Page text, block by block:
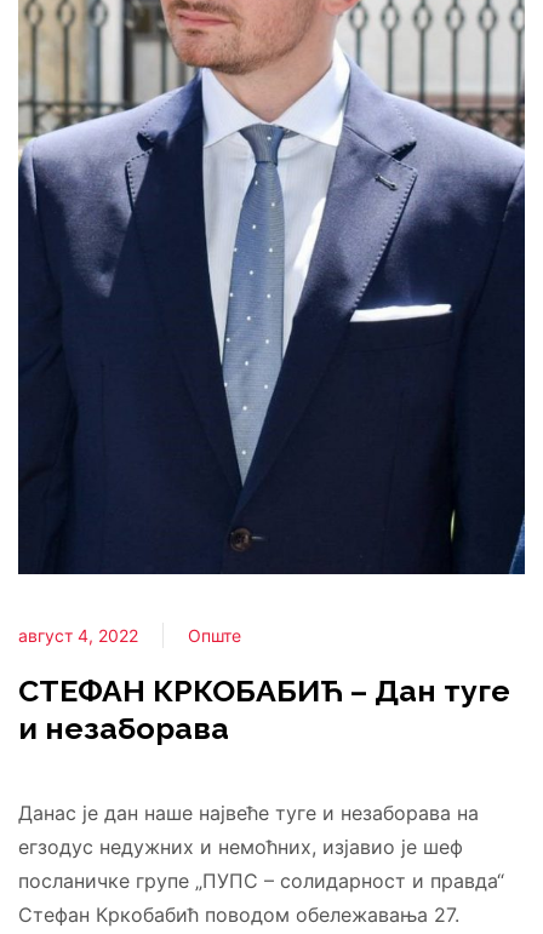
август 4, 2022 Опште
СТЕФАН КРКОБАБИЋ – Дан туге
и незаборава
Данас је дан наше највеће туге и незаборава на
егзодус недужних и немоћних, изјавио је шеф
посланичке групе „ПУПС – солидарност и правда“
Стефан Кркобабић поводом обележавања 27.